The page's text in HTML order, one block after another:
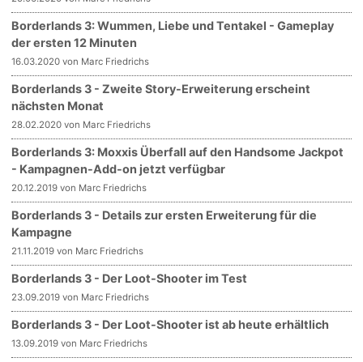
Borderlands 3: Wummen, Liebe und Tentakel - Gameplay
der ersten 12 Minuten
16.03.2020 von Marc Friedrichs
Borderlands 3 - Zweite Story-Erweiterung erscheint
nächsten Monat
28.02.2020 von Marc Friedrichs
Borderlands 3: Moxxis Überfall auf den Handsome Jackpot
- Kampagnen-Add-on jetzt verfügbar
20.12.2019 von Marc Friedrichs
Borderlands 3 - Details zur ersten Erweiterung für die
Kampagne
21.11.2019 von Marc Friedrichs
Borderlands 3 - Der Loot-Shooter im Test
23.09.2019 von Marc Friedrichs
Borderlands 3 - Der Loot-Shooter ist ab heute erhältlich
13.09.2019 von Marc Friedrichs